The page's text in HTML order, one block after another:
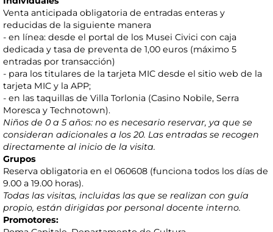
Venta anticipada obligatoria de entradas enteras y
reducidas de la siguiente manera
- en línea: desde el portal de los Musei Civici con caja
dedicada y tasa de preventa de 1,00 euros (máximo 5
entradas por transacción)
- para los titulares de la tarjeta MIC desde el sitio web de la
tarjeta MIC y la APP;
- en las taquillas de Villa Torlonia (Casino Nobile, Serra
Moresca y Technotown).
Niños de 0 a 5 años: no es necesario reservar, ya que se
consideran adicionales a los 20. Las entradas se recogen
directamente al inicio de la visita.
Grupos
Reserva obligatoria en el 060608 (funciona todos los días de
9.00 a 19.00 horas).
Todas las visitas, incluidas las que se realizan con guía
propio, están dirigidas por personal docente interno.
Promotores: